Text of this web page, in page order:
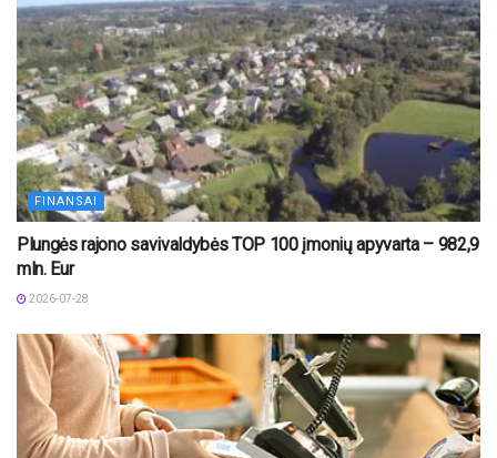
FINANSAI
Plungės rajono savivaldybės TOP 100 įmonių apyvarta – 982,9
mln. Eur
2026-07-28